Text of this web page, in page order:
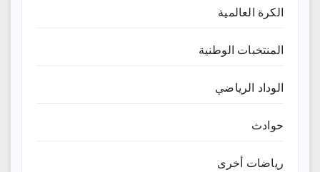
الكرة العالمية
المنتخبات الوطنية
الوداد الرياضي
حوادث
رياضات أخرى